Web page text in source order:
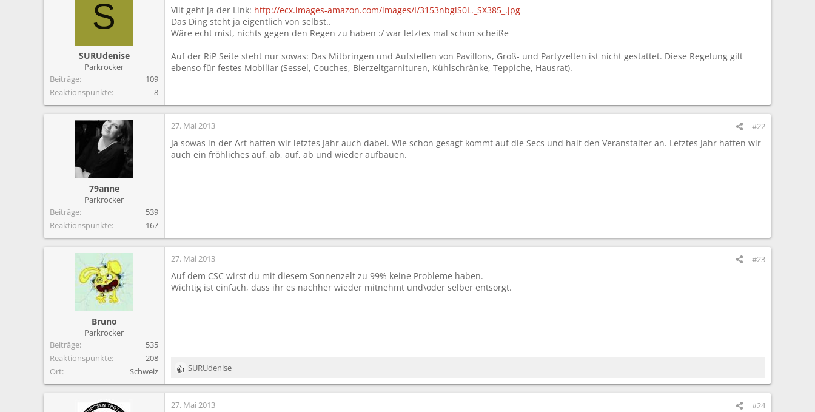
S
SURUdenise
Parkrocker
Beiträge
109
Reaktionspunkte
8
Vllt geht ja der Link: http://ecx.images-amazon.com/images/I/3153nbglS0L._SX385_.jpg
Das Ding steht ja eigentlich von selbst..
Wäre echt mist, nichts gegen den Regen zu haben :/ war letztes mal schon scheiße
Auf der RiP Seite steht nur sowas: Das Mitbringen und Aufstellen von Pavillons, Groß- und Partyzelten ist nicht gestattet. Diese Regelung gilt
ebenso für festes Mobiliar (Sessel, Couches, Bierzeltgarnituren, Kühlschränke, Teppiche, Hausrat).
79anne
Parkrocker
Beiträge
539
Reaktionspunkte
167
27. Mai 2013 #22
Ja sowas in der Art hatten wir letztes Jahr auch dabei. Wie schon gesagt kommt auf die Secs und halt den Veranstalter an. Letztes Jahr hatten wir
auch ein fröhliches auf, ab, auf, ab und wieder aufbauen.
Bruno
Parkrocker
Beiträge
535
Reaktionspunkte
208
Ort
Schweiz
27. Mai 2013 #23
Auf dem CSC wirst du mit diesem Sonnenzelt zu 99% keine Probleme haben.
Wichtig ist einfach, dass ihr es nachher wieder mitnehmt und\oder selber entsorgt.
R
e
a
k
SURUdenise
27. Mai 2013 #24